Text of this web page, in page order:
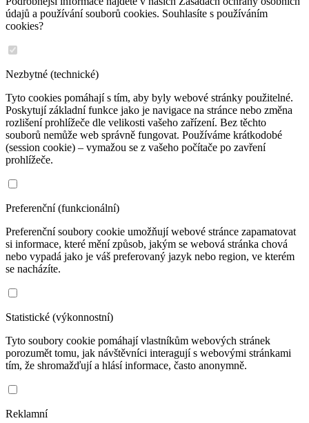
údajů a používání souborů cookies. Souhlasíte s používáním
cookies?
Nezbytné (technické)
Tyto cookies pomáhají s tím, aby byly webové stránky použitelné.
Poskytují základní funkce jako je navigace na stránce nebo změna
rozlišení prohlížeče dle velikosti vašeho zařízení. Bez těchto
souborů nemůže web správně fungovat. Používáme krátkodobé
(session cookie) – vymažou se z vašeho počítače po zavření
prohlížeče.
Preferenční (funkcionální)
Preferenční soubory cookie umožňují webové stránce zapamatovat
si informace, které mění způsob, jakým se webová stránka chová
nebo vypadá jako je váš preferovaný jazyk nebo region, ve kterém
se nacházíte.
Statistické (výkonnostní)
Tyto soubory cookie pomáhají vlastníkům webových stránek
porozumět tomu, jak návštěvníci interagují s webovými stránkami
tím, že shromažďují a hlásí informace, často anonymně.
Reklamní